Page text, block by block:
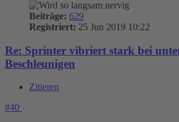
Beiträge: 629
Registriert: 25 Jun 2019 10:22
Re: Sprinter vibriert stark bei
Beschleunigen
Zitieren
#40